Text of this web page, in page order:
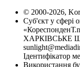
© 2000-2026,
Суб'єкт у сфері
ХАРКІВСЬКЕ
Ідентифікатор
Використання